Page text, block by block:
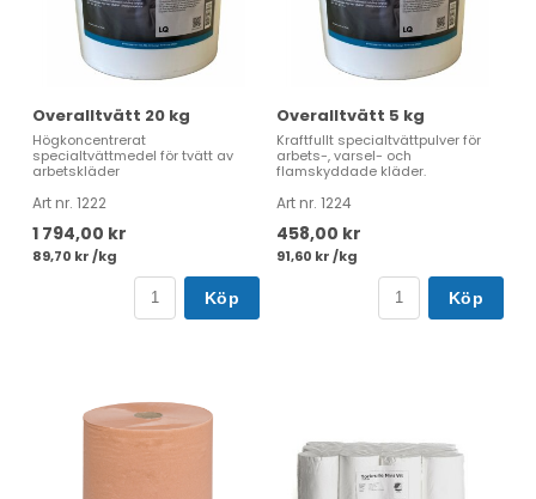
Overalltvätt 20 kg
Högkoncentrerat
specialtvättmedel för tvätt av
arbetskläder
Art nr. 1222
1 794,00 kr
89,70 kr /kg
Köp
Overalltvätt 5 kg
Kraftfullt specialtvättpulver för
arbets-, varsel- och
flamskyddade kläder.
Art nr. 1224
458,00 kr
91,60 kr /kg
Köp